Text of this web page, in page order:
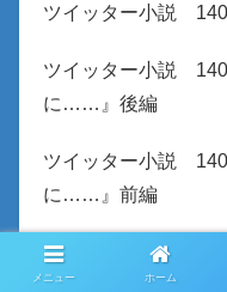
ツイッター小説 140
ツイッター小説
に……』後編
ツイッター小説
に……』前編
ロスト・ケア ネタ
間を殺害した男。彼
メニュー ホーム